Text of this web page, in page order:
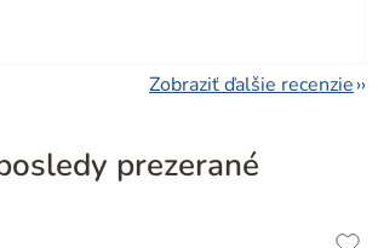
je 5 z 5 hviezdičiek.
Zobraziť ďalšie recenzie
prezerané